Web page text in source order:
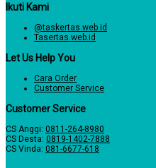
Ikuti Kami
@taskertas.web.id
Tasertas.web.id
Let Us Help You
Cara Order
Customer Service
Customer Service
CS Anggi: 0811-264-8980
CS Desta: 0819-1402-7888
CS Vinda: 081-6677-618